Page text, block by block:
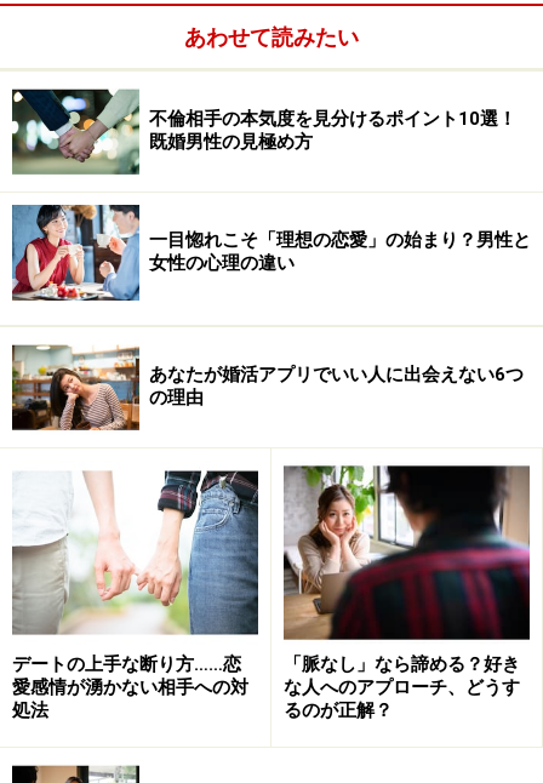
あわせて読みたい
不倫相手の本気度を見分けるポイント10選！
既婚男性の見極め方
一目惚れこそ「理想の恋愛」の始まり？男性と
女性の心理の違い
あなたが婚活アプリでいい人に出会えない6つ
の理由
デートの上手な断り方……恋
愛感情が湧かない相手への対
処法
「脈なし」なら諦める？好き
な人へのアプローチ、どうす
るのが正解？